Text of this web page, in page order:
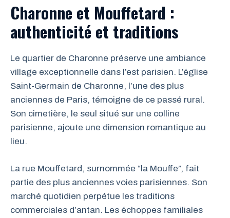
Charonne et Mouffetard :
authenticité et traditions
Le quartier de Charonne préserve une ambiance
village exceptionnelle dans l’est parisien. L’église
Saint-Germain de Charonne, l’une des plus
anciennes de Paris, témoigne de ce passé rural.
Son cimetière, le seul situé sur une colline
parisienne, ajoute une dimension romantique au
lieu.
La rue Mouffetard, surnommée “la Mouffe”, fait
partie des plus anciennes voies parisiennes. Son
marché quotidien perpétue les traditions
commerciales d’antan. Les échoppes familiales